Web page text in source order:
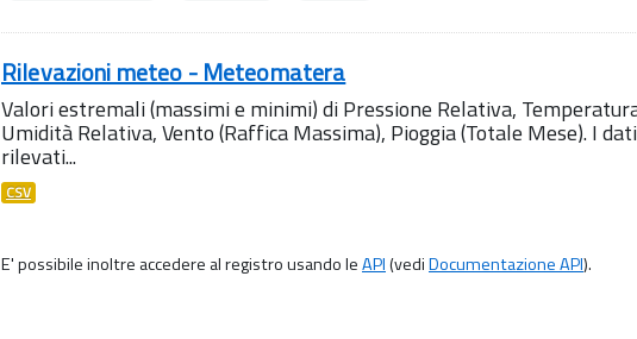
Rilevazioni meteo - Meteomatera
Valori estremali (massimi e minimi) di Pressione Relativa,
Umidità Relativa, Vento (Raffica Massima), Pioggia (Totale Mese). I
rilevati...
CSV
E' possibile inoltre accedere al registro usando leAPI(vediDocumentazione API).